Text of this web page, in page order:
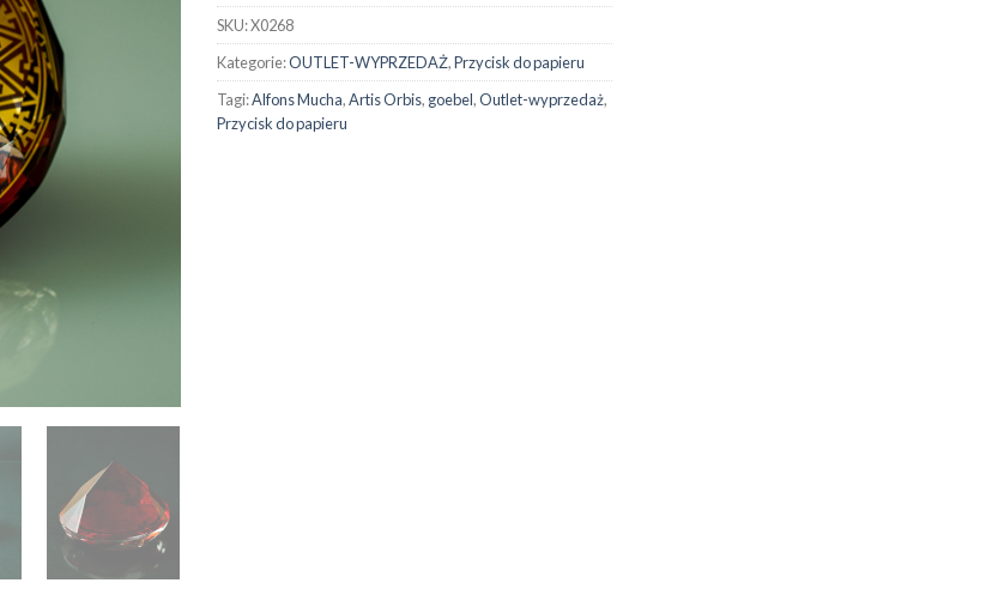
SKU:X0268
Kategorie:OUTLET-WYPRZEDAŻ,Przycisk do papieru
Tagi:Alfons Mucha,Artis Orbis, goebel,Outlet-wyprzedaż,
Przycisk do papieru